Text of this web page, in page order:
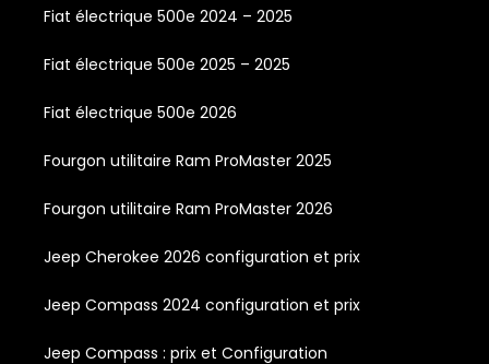
Fiat électrique 500e 2024 – 2025
Fiat électrique 500e 2025 – 2025
Fiat électrique 500e 2026
Fourgon utilitaire Ram ProMaster 2025
Fourgon utilitaire Ram ProMaster 2026
Jeep Cherokee 2026 configuration et prix
Jeep Compass 2024 configuration et prix
Jeep Compass : prix et Configuration